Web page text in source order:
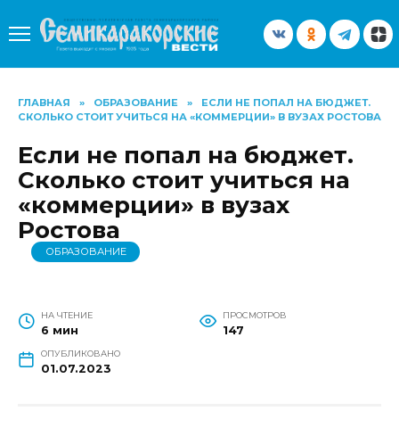
содержанию
ГЛАВНАЯ » ОБРАЗОВАНИЕ »
ЕСЛИ НЕ ПОПАЛ НА БЮДЖЕТ.
СКОЛЬКО СТОИТ УЧИТЬСЯ НА «КОММЕРЦИИ» В ВУЗАХ РОСТОВА
Если не попал на бюджет.
Сколько стоит учиться на
«коммерции» в вузах
Ростова
ОБРАЗОВАНИЕ
НА ЧТЕНИЕ
6 мин
ПРОСМОТРОВ
147
ОПУБЛИКОВАНО
01.07.2023